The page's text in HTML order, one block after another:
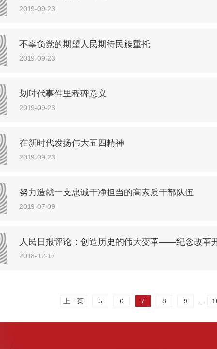
2019-09-23
不辜负党的期望人民期待民族重托
2019-09-23
划时代事件里程碑意义
2019-09-23
在新时代发扬伟大五四精神
2019-09-23
努力造就一支忠诚干净担当的高素质干部队伍
2019-07-09
人民日报评论：创造历史的伟大变革——纪念改革
2018-12-17
上一页 5 6 7 8 9